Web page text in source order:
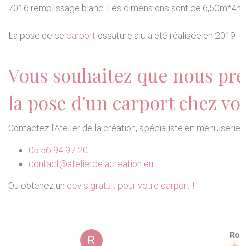
7016 remplissage blanc. Les dimensions sont de
La pose de ce carport ossature alu a été réalisée en 2019.
Vous souhaitez que nous
la pose d'un carport chez
Contactez l'Atelier de la création, spécialiste en
05 56 94 97 20
contact@atelierdelacreation.eu
Ou obtenez un devis gratuit pour votre carport !
R